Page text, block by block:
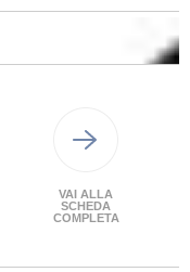
VAI ALLA
SCHEDA
COMPLETA